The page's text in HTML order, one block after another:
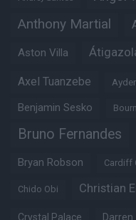
Anthony Martial
Aston Villa
Axel Tuanzebe
Benjamin Sesko
Bruno Fernandes
Bryan Robson Cardiff
Chido Obi Christian
Crystal Palace